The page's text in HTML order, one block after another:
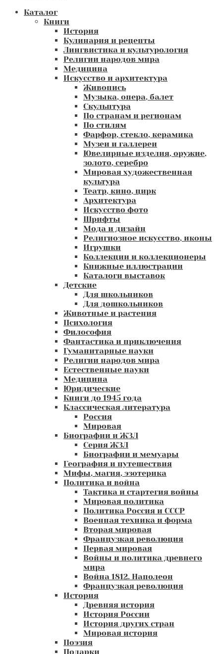
Каталог
Книги
История
Кулинария и рецепты
Лингвистика и культурология
Религии народов мира
Медицина
Искусство и архитектура
Живопись
Музыка, опера, балет
Скульптура
По странам и регионам
По стилям
Фарфор, стекло, керамика
Музеи и галлереи
Ювелирные изделия, оружие,
золото, серебро
Мировая художественная
культура
Театр, кино, цирк
Архитектура
Искусство фото
Шрифты
Мода и дизайн
Религиозное искусство, иконы
Игрушки
Коллекции и коллекционеры
Книжные иллюстрации
Каталоги выставок
Детские
Для школьников
Для дошкольников
Животные и растения
Психология
Философия
Фантастика и приключения
Гуманитарные науки
Религии народов мира
Естественные науки
Медицина
Юридические
Книги до 1945 года
Классическая литература
Россия
Мировая
Биографии и ЖЗЛ
Серия ЖЗЛ
Биографии и мемуары
География и путешествия
Мифы, магия, эзотерика
Политика и война
Тактика и стартегия войны
Мировая политика
Политика Россия и СССР
Военная техника и форма
Вторая мировая
Французкая революция
Первая мировая
Войны и политика древнего
мира
Война 1812. Наполеон
Французкая революция
История
Древняя история
История России
История других стран
Мировая история
Поэзия
Подарки